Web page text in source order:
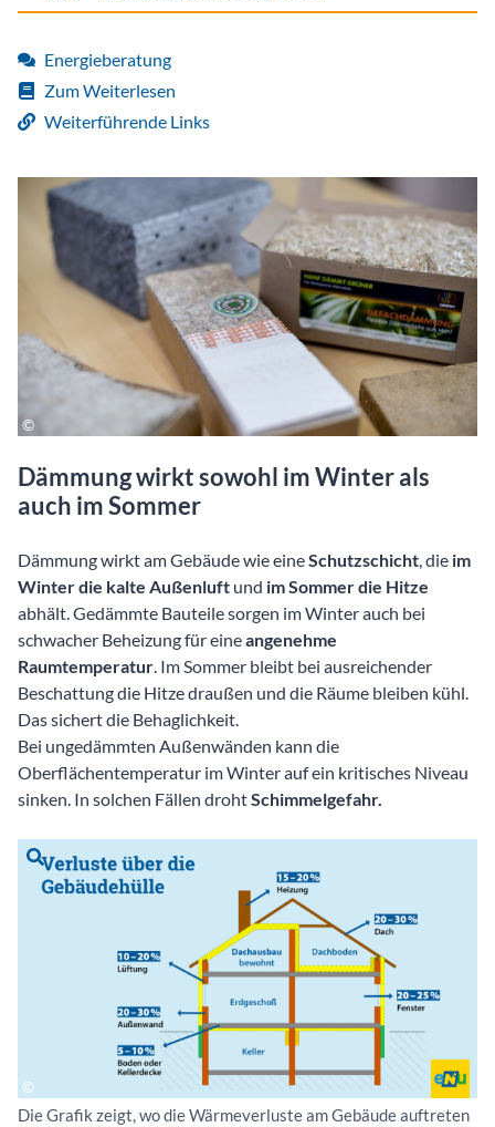
Energieberatung
Zum Weiterlesen
Weiterführende Links
Dämmung wirkt sowohl im Winter als
auch im Sommer
Dämmung wirkt am Gebäude wie eineSchutzschicht, die im
Winter die kalte Außenluft und im Sommer die Hitze
abhält. Gedämmte Bauteile sorgen im Winter auch bei
schwacher Beheizung für eineangenehme
Raumtemperatur. Im Sommer bleibt bei ausreichender
Beschattung die Hitze draußen und die Räume bleiben kühl.
Das sichert die Behaglichkeit.
Bei ungedämmten Außenwänden kann die
Oberflächentemperatur im Winter auf ein kritisches Niveau
sinken. In solchen Fällen drohtSchimmelgefahr.
Die Grafik zeigt, wo die Wärmeverluste am Gebäude auftreten